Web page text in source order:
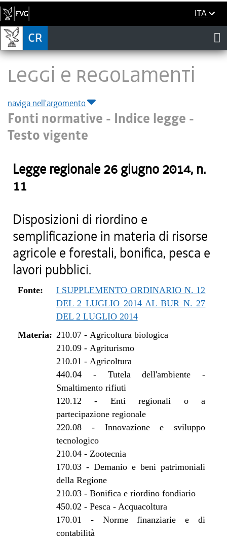
ITA
LEGGI E REGOLAMENTI
naviga nell'argomento
Fonti normative - Indice legge -
Testo vigente
Legge regionale 26 giugno 2014, n.
11
Disposizioni di riordino e
semplificazione in materia di risorse
agricole e forestali, bonifica, pesca e
lavori pubblici.
Fonte:
I SUPPLEMENTO ORDINARIO N. 12
DEL 2 LUGLIO 2014 AL BUR N. 27
DEL 2 LUGLIO 2014
Materia: 210.07- Agricoltura biologica
210.09- Agriturismo
210.01 - Agricoltura
440.04- Tutela dell'ambiente -
Smaltimento rifiuti
120.12 - Enti regionali o a
partecipazione regionale
220.08- Innovazione e sviluppo
tecnologico
210.04- Zootecnia
170.03- Demanio e beni patrimoniali
della Regione
210.03- Bonifica e riordino fondiario
450.02 - Pesca - Acquacoltura
170.01 - Norme finanziarie e di
contabilità